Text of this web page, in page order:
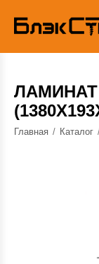
Главная / Каталог